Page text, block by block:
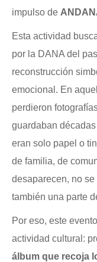
impulso de
Esta actividad
por la DANA del
reconstrucción
emocional. En
perdieron
guardaban
eran solo papel o
de familia, de
desaparecen, no
también una parte
Por eso, este
actividad cultural:
álbum que recoja